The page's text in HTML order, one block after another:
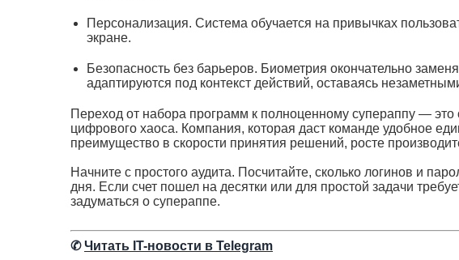
Персонализация. Система обучается на привычках
экране.
Безопасность без барьеров. Биометрия окончательно
адаптируются под контекст действий, оставаясь
Переход от набора программ к полноценному супераппу — это
цифрового хаоса. Компания, которая даст команде удобное
преимущество в скорости принятия решений, росте
Начните с простого аудита. Посчитайте, сколько логинов и
дня. Если счет пошел на десятки или для простой задачи
задуматься о супераппе.
✆Читать IT-новости в Telegram